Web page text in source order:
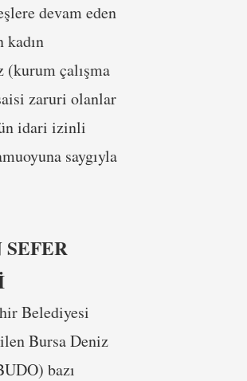
devam eden
kadın
çalışma
zaruri olanlar
idari izinli
saygıyla
SEFER
Belediyesi
Bursa Deniz
bazı